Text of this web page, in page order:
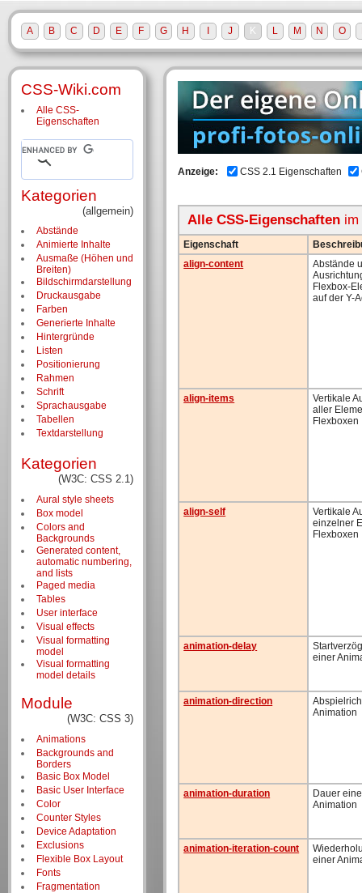
Anzeige: CSS 2.1 Eigenschaften
Alle CSS-Eigenschaften
Eigenschaft
align-content
Abstände
Flexbox-
auf der Y-
align-items
Vertikale
aller
Flexboxen
align-self
Vertikale
einzelner
Flexboxen
animation-delay
einer
animation-direction
Animation
animation-duration
Dauer
Animation
animation-iteration-count
einer
CSS-Wiki.com
Alle CSS-
Eigenschaften
Kategorien
(allgemein)
Abstände
Animierte Inhalte
Ausmaße (Höhen und
Breiten)
Bildschirm­darstellung
Druckausgabe
Farben
Generierte Inhalte
Hintergründe
Listen
Positionierung
Rahmen
Schrift
Sprachausgabe
Tabellen
Textdarstellung
Kategorien
(W3C: CSS 2.1)
Aural style sheets
Box model
Colors and
Backgrounds
Generated content,
automatic numbering,
and lists
Paged media
Tables
User interface
Visual effects
Visual formatting
model
Visual formatting
model details
Module
(W3C: CSS 3)
Animations
Backgrounds and
Borders
Basic Box Model
Basic User Interface
Color
Counter Styles
Device Adaptation
Exclusions
Flexible Box Layout
Fonts
Fragmentation
A B C D E F G H J K L M N O